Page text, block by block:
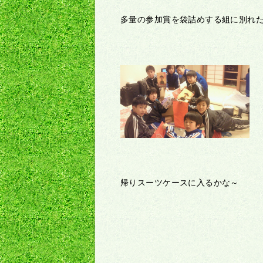
多量の参加賞を袋詰めする組に別れ
帰りスーツケースに入るかな～